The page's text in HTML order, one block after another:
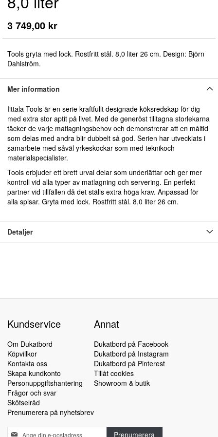
3 749,00 kr
Tools gryta med lock. Rostfritt stål. 8,0 liter 26 cm. Design: Björn
Dahlström.
av
Mer information
Iittala Tools är en serie kraftfullt designade köksredskap för dig
med extra stor aptit på livet. Med de generöst tilltagna storlekarna
täcker de varje matlagningsbehov och demonstrerar att en måltid
som delas med andra blir dubbelt så god. Serien har utvecklats i
samarbete med såväl yrkeskockar som med teknikoch
materialspecialister.
Tools erbjuder ett brett urval delar som underlättar och ger mer
kontroll vid alla typer av matlagning och servering. En perfekt
partner vid tillfällen då det ställs extra höga krav. Anpassad för
alla spisar. Gryta med lock. Rostfritt stål. 8,0 liter 26 cm.
Detaljer
Kundservice
Om Dukatbord
Köpvillkor
Kontakta oss
Skapa kundkonto
Personuppgiftshantering
Frågor och svar
Skötselråd
Prenumerera på nyhetsbrev
Annat
Dukatbord på Facebook
Dukatbord på Instagram
Dukatbord på Pinterest
Tillåt cookies
Showroom & butik
Sign
Prenumerera